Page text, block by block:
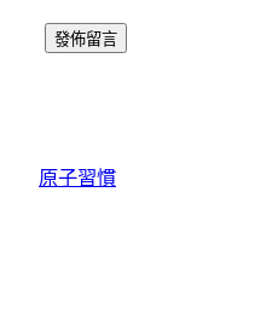
原子習慣